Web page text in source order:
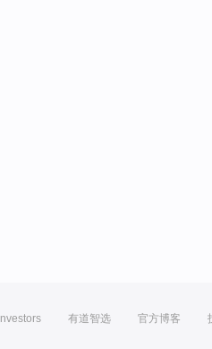
Investors 有道智选 官方博客